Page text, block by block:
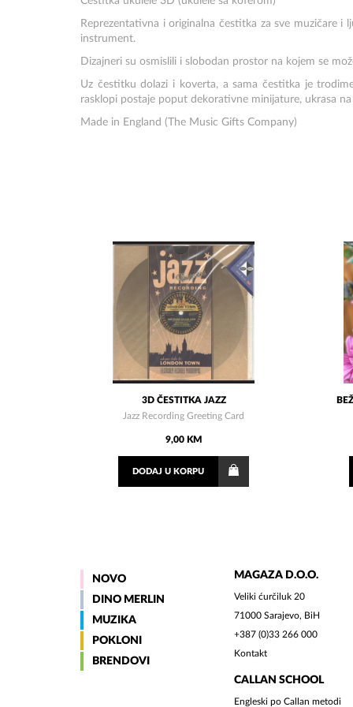
Reprezentativna i originalna čestitka za sve muzičare i
instrument.
Dizajneri su osmislili i slobodan prostor na kojem se
Uz čestitku dolazi i koverta, a sama čestitka je
rasklopi postaje poput dekorativne minijature, ukrasa
Made in England (The Music Gifts Company)
3D ČESTITKA JAZZ
Jazz Recording Greeting Card
9,00 KM
DODAJ U KORPU
NOVO
DINO MERLIN
MUZIKA
POKLONI
BRENDOVI
MAGAZA D.O.O.
Veliki ćurčiluk 20
71000 Sarajevo, BiH
+387 (0)33 266 000
Kontakt
CALLAN SCHOOL
Engleski po Callan metodi